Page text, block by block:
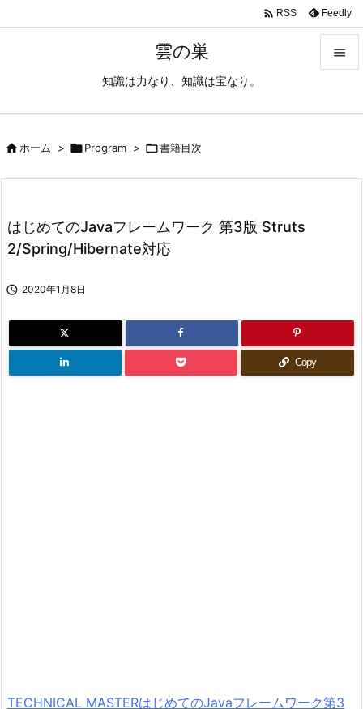
雲の巣
知識は力なり、知識は宝なり。

 RSS Feedly
ホーム > Program > 書籍目次
はじめてのJavaフレームワーク 第3版 Struts
2/Spring/Hibernate対応
 2020年1月8日
Copy
TECHNICAL MASTERはじめてのJavaフレームワーク第3